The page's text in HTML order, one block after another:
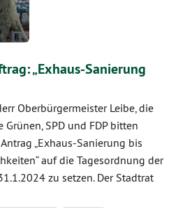
„Exhaus-Sanierung
Oberbürgermeister Leibe, die
SPD und FDP bitten
„Exhaus-Sanierung bis
auf die Tagesordnung der
zu setzen. Der Stadtrat